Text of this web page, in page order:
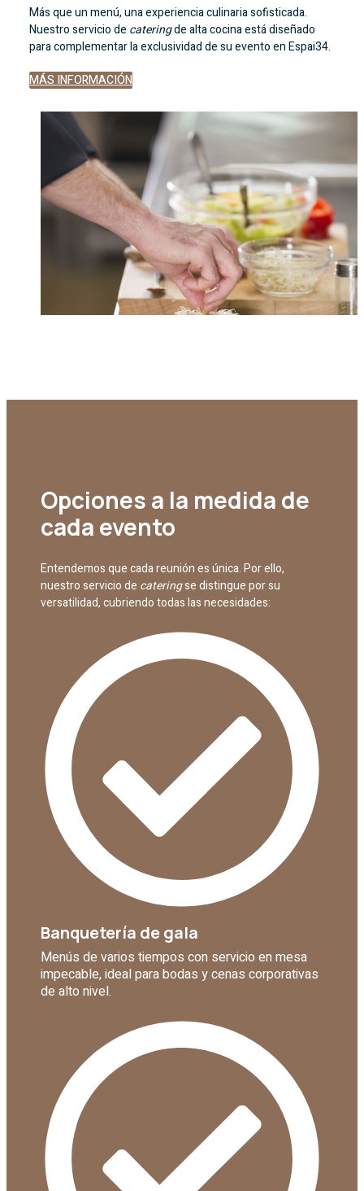
Más que un menú, una experiencia culinaria sofisticada.
Nuestro servicio de cateringde alta cocina está diseñado
para complementar la exclusividad de su evento en Espai34.
MÁS INFORMACIÓN
Opciones a la medida de
cada evento
Entendemos que cada reunión es única. Por ello,
nuestro servicio de cateringse distingue por su
versatilidad, cubriendo todas las necesidades:
Banquetería de gala
Menús de varios tiempos con servicio en mesa
impecable, ideal para bodas y cenas corporativas
de alto nivel.